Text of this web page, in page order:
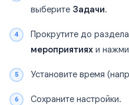
выберите Задачи.
Прокрутите до раздела
мероприятиях и
Установите время
Сохраните настройки.